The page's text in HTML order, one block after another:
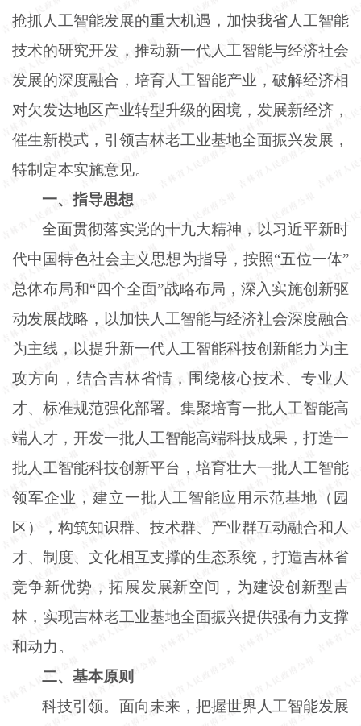
抢抓人工智能发展的重大机遇，加快我省人工智能
技术的研究开发，推动新一代人工智能与经济社会
发展的深度融合，培育人工智能产业，破解经济相
对欠发达地区产业转型升级的困境，发展新经济，
催生新模式，引领吉林老工业基地全面振兴发展，
特制定本实施意见。
一、指导思想
全面贯彻落实党的十九大精神，以习近平新时
代中国特色社会主义思想为指导，按照“五位一体”
总体布局和“四个全面”战略布局，深入实施创新驱
动发展战略，以加快人工智能与经济社会深度融合
为主线，以提升新一代人工智能科技创新能力为主
攻方向，结合吉林省情，围绕核心技术、专业人
才、标准规范强化部署。集聚培育一批人工智能高
端人才，开发一批人工智能高端科技成果，打造一
批人工智能科技创新平台，培育壮大一批人工智能
领军企业，建立一批人工智能应用示范基地（园
区），构筑知识群、技术群、产业群互动融合和人
才、制度、文化相互支撑的生态系统，打造吉林省
竞争新优势，拓展发展新空间，为建设创新型吉
林，实现吉林老工业基地全面振兴提供强有力支撑
和动力。
二、基本原则
科技引领。面向未来，把握世界人工智能发展